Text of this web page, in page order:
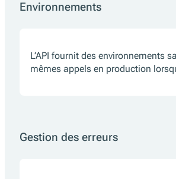
Environnements
L’API fournit des environnements
mêmes appels en production
Gestion des erreurs